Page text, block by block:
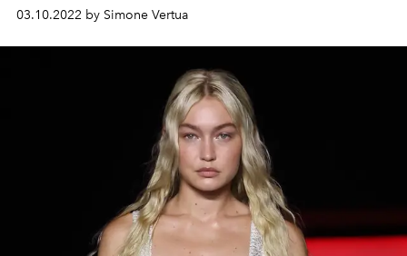
03.10.2022 by Simone Vertua